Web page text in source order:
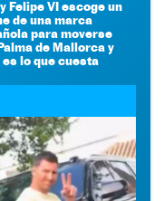
Felipe VI escoge un
de una marca
para moverse
de Mallorca y
lo que cuesta